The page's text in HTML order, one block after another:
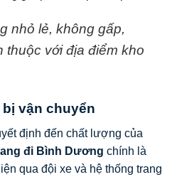
nhỏ lẻ, không gấp,
thuộc với địa điểm kho
vận chuyển
định đến chất lượng của
đi Bình Dương chính là
qua đội xe và hệ thống trang